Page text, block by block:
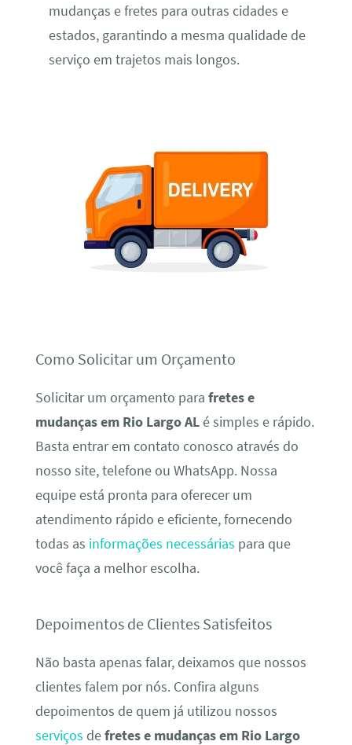
mudanças e fretes para outras cidades e
estados, garantindo a mesma qualidade de
serviço em trajetos mais longos.
Como Solicitar um Orçamento
Solicitar um orçamento para fretes e
mudanças em Rio Largo ALé simples e rápido.
Basta entrar em contato conosco através do
nosso site, telefone ou WhatsApp. Nossa
equipe está pronta para oferecer um
atendimento rápido e eficiente, fornecendo
todas as informações necessárias para que
você faça a melhor escolha.
Depoimentos de Clientes Satisfeitos
Não basta apenas falar, deixamos que nossos
clientes falem por nós. Confira alguns
depoimentos de quem já utilizou nossos
serviços defretes e mudanças em Rio Largo